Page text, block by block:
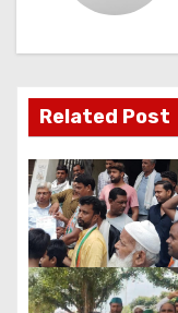
a
t
i
o
Related Post